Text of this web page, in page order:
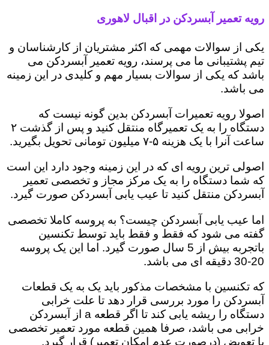
رویه تعمیر آبسردکن در اقبال لاهوری
یکی از سوالات مهمی که اکثر مشتریان از کارشناسان و
تیم پشتیبانی ما می پرسند، رویه تعمیر آبسردکن می
باشد که یکی از سوالات بسیار مهم و کلیدی در این زمینه
می باشد.
اصولا رویه تعمیرات آبسردکن بدین گونه نیست که
دستگاه را به یک تعمیرگاه منتقل کنید و پس از گذشت ۲
ساعت آنرا با یک هزینه ۵-۷ میلیون تومانی تحویل بگیرید.
اصولی ترین رویه ای که در این زمینه وجود دارد این است
که شما دستگاه را به یک مرکز مجاز و تخصصی تعمیر
آبسردکن منتقل کنید تا عیب یابی آبسردکن صورت گیرد.
اما عیب یابی آبسردکن چیست؟ به پروسه کاملا تخصصی
گفته می شود که فقط و فقط باید توسط تکنسین
باتجربه بیش از 5 سال صورت گیرد. اما این یک پروسه
20-30 دقیقه ای می باشد.
که تکنسین با مشخصات مذکور باید یک به یک قطعات
آبسردکن را مورد بررسی قرار دهد تا علت خرابی
دستگاه را ریشه یابی کند تا اگر قطعه a از آبسردکن
خرابی می باشد، صرفا همین قطعه مورد تعمیر تخصصی
یا تعویض (درصورت عدم امکان تعمیر) قرار گیرد.